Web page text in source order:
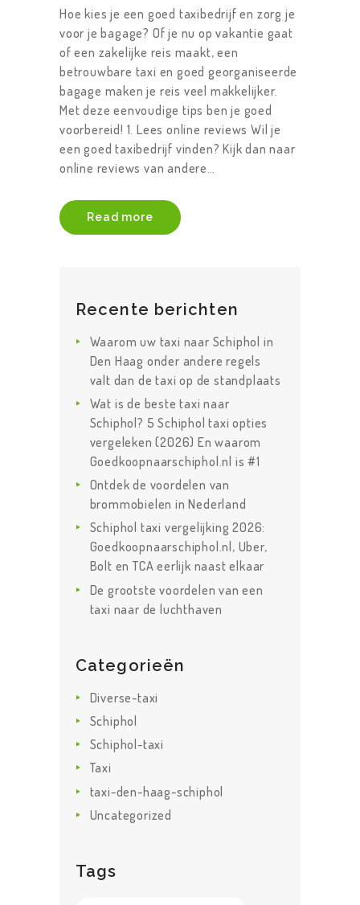
Hoe kies je een goed taxibedrijf en zorg je
voor je bagage? Of je nu op vakantie gaat
of een zakelijke reis maakt, een
betrouwbare taxi en goed georganiseerde
bagage maken je reis veel makkelijker.
Met deze eenvoudige tips ben je goed
voorbereid! 1. Lees online reviews Wil je
een goed taxibedrijf vinden? Kijk dan naar
online reviews van andere…
Read more
Recente berichten
Waarom uw taxi naar Schiphol in
Den Haag onder andere regels
valt dan de taxi op de standplaats
Wat is de beste taxi naar
Schiphol? 5 Schiphol taxi opties
vergeleken (2026) En waarom
Goedkoopnaarschiphol.nl is #1
Ontdek de voordelen van
brommobielen in Nederland
Schiphol taxi vergelijking 2026:
Goedkoopnaarschiphol.nl, Uber,
Bolt en TCA eerlijk naast elkaar
De grootste voordelen van een
taxi naar de luchthaven
Categorieën
Diverse-taxi
Schiphol
Schiphol-taxi
Taxi
taxi-den-haag-schiphol
Uncategorized
Tags